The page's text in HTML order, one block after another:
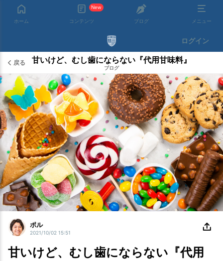
ホーム
New
コンテンツ ブログ メニュー
ログイン
戻る 甘いけど、むし歯にならない『代用甘味料』
ブログ
ポル
2021/10/02 15:51
甘いけど、むし歯にならない『代用